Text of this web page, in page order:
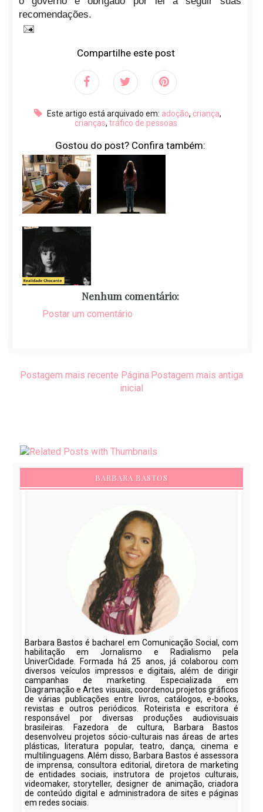
recomendações.
Compartilhe este post
Este artigo está arquivado em: adoção, criança,
crianças, tráfico de pessoas
Gostou do post? Confira também:
Nenhum comentário:
Postar um comentário
Postagem mais recente Postagem mais antiga
Página
inicial
BARBARA BASTOS
Barbara Bastos é bacharel em Comunicação Social, com
habilitação em Jornalismo e Radialismo pela
UniverCidade. Formada há 25 anos, já colaborou com
diversos veículos impressos e digitais, além de dirigir
campanhas de marketing. Especializada em
Diagramação e Artes visuais, coordenou projetos gráficos
de várias publicações entre livros, catálogos, e-books,
revistas e outros periódicos. Roteirista e escritora é
responsável por diversas produções audiovisuais
brasileiras. Fazedora de cultura, Barbara Bastos
desenvolveu projetos sócio-culturais nas áreas de artes
plásticas, literatura popular, teatro, dança, cinema e
multilinguagens. Além disso, Barbara Bastos é assessora
de imprensa, consultora editorial, diretora de marketing
de entidades sociais, instrutora de projetos culturais,
videomaker, storyteller, designer de animação, criadora
de conteúdo digital e administradora de sites e páginas
em redes sociais.